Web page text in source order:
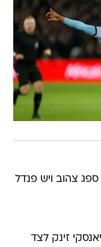
צהוב ויש פנדל
זינק לצד